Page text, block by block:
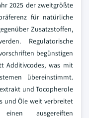
2025 der zweitgrößte
für natürliche
Zusatzstoffen,
Regulatorische
begünstigen
Additivcodes, was mit
übereinstimmt.
und Tocopherole
und Öle weit verbreitet
ausgereiften